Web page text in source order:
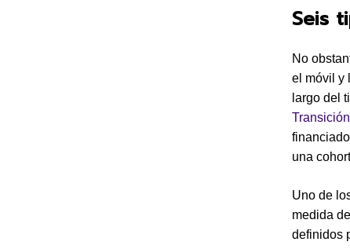
Seis
No
el móvil y
largo del
Transición
una
Uno de
medida
definidos